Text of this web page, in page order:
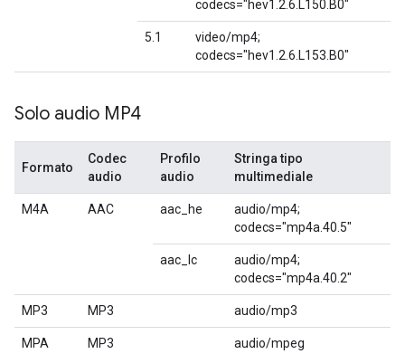
codecs="hev1.2.6.L150.B0"
5.1
video/mp4;
codecs="hev1.2.6.L153.B0"
Solo audio MP4
Formato
Codec
audio
Profilo
audio
Stringa tipo
multimediale
M4A AAC aac_he
audio/mp4;
codecs="mp4a.40.5"
aac_lc
audio/mp4;
codecs="mp4a.40.2"
MP3 MP3 audio/mp3
MPA MP3 audio/mpeg